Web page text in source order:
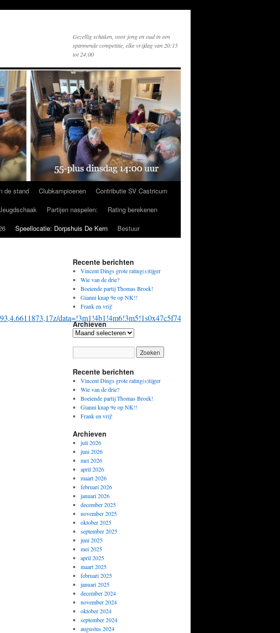
Gezellig schaken, voor jong en oud in een
spannende competitie, elke vrijdag van 20:15
tot 24:00
de stand Clubkampioenen
Contributie SV Castricum
Partijen naspelen:
Rating berekenen
Speellocatie: Dorpshuis De Kern Bestuur
Recente berichten
Vincent Dings grote rating(s)tijger
Wie van de drie?
Boeiende partij Thomas Broek!
Gianni knap 9e op NK!!
Frank en vrij!
Archieven
Archieven
Recente berichten
Vincent Dings grote rating(s)tijger
Wie van de drie?
Boeiende partij Thomas Broek!
Gianni knap 9e op NK!!
Frank en vrij!
Archieven
juli 2026
juni 2026
mei 2026
april 2026
maart 2026
februari 2026
januari 2026
december 2025
november 2025
oktober 2025
september 2025
juni 2025
mei 2025
april 2025
maart 2025
februari 2025
januari 2025
december 2024
november 2024
oktober 2024
september 2024
augustus 2024